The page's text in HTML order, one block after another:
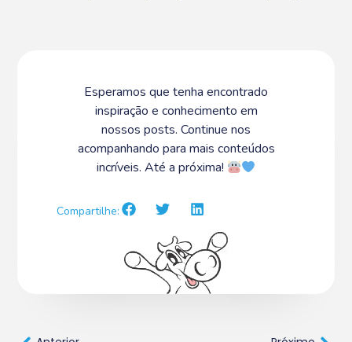
Esperamos que tenha encontrado
inspiração e conhecimento em
nossos posts. Continue nos
acompanhando para mais conteúdos
incríveis. Até a próxima!
Compartilhe: